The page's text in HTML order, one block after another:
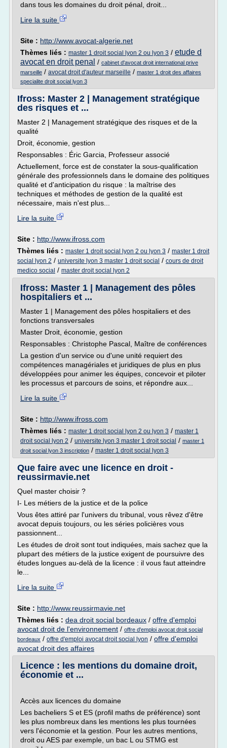
dans tous les domaines du droit pénal, droit...
Lire la suite
Site : http://www.avocat-algerie.net
Thèmes liés : master 1 droit social lyon 2 ou lyon 3 / etude d
avocat en droit penal / cabinet d'avocat droit international prive
marseille / avocat droit d'auteur marseille / master 1 droit des affaires
specialite droit social lyon 3
Ifross: Master 2 | Management stratégique
des risques et ...
Master 2 | Management stratégique des risques et de la
qualité
Droit, économie, gestion
Responsables : Éric Garcia, Professeur associé
Actuellement, force est de constater la sous-qualification
générale des professionnels dans le domaine des politiques
qualité et d'anticipation du risque : la maîtrise des
techniques et méthodes de gestion de la qualité est
nécessaire, mais n'est plus...
Lire la suite
Site : http://www.ifross.com
Thèmes liés : master 1 droit social lyon 2 ou lyon 3 / master 1 droit
social lyon 2 / universite lyon 3 master 1 droit social / cours de droit
medico social / master droit social lyon 2
Ifross: Master 1 | Management des pôles
hospitaliers et ...
Master 1 | Management des pôles hospitaliers et des
fonctions transversales
Master Droit, économie, gestion
Responsables : Christophe Pascal, Maître de conférences
La gestion d'un service ou d'une unité requiert des
compétences managériales et juridiques de plus en plus
développées pour animer les équipes, concevoir et piloter
les processus et parcours de soins, et répondre aux...
Lire la suite
Site : http://www.ifross.com
Thèmes liés : master 1 droit social lyon 2 ou lyon 3 / master 1
droit social lyon 2 / universite lyon 3 master 1 droit social / master 1
droit social lyon 3 inscription / master 1 droit social lyon 3
Que faire avec une licence en droit -
reussirmavie.net
Quel master choisir ?
I- Les métiers de la justice et de la police
Vous êtes attiré par l'univers du tribunal, vous rêvez d'être
avocat depuis toujours, ou les séries policières vous
passionnent...
Les études de droit sont tout indiquées, mais sachez que la
plupart des métiers de la justice exigent de poursuivre des
études longues au-delà de la licence : il vous faut atteindre
le...
Lire la suite
Site : http://www.reussirmavie.net
Thèmes liés : dea droit social bordeaux / offre d'emploi
avocat droit de l'environnement / offre d'emploi avocat droit social
bordeaux / offre d'emploi avocat droit social lyon / offre d'emploi
avocat droit des affaires
Licence : les mentions du domaine droit,
économie et ...
Accès aux licences du domaine
Les bacheliers S et ES (profil maths de préférence) sont
les plus nombreux dans les mentions les plus tournées
vers l'économie et la gestion. Pour les autres mentions,
droit ou AES par exemple, un bac L ou STMG est